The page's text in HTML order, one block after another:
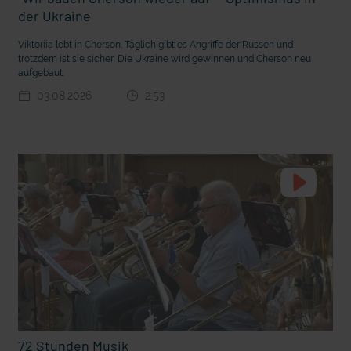
Ostern erleben wie vor 2000 Jahren in Jerusalem
der Ukraine
Viktoriia lebt in Cherson. Täglich gibt es Angriffe der Russen und
trotzdem ist sie sicher: Die Ukraine wird gewinnen und Cherson neu
aufgebaut.
03.08.2026 2:53
72 Stunden Musik